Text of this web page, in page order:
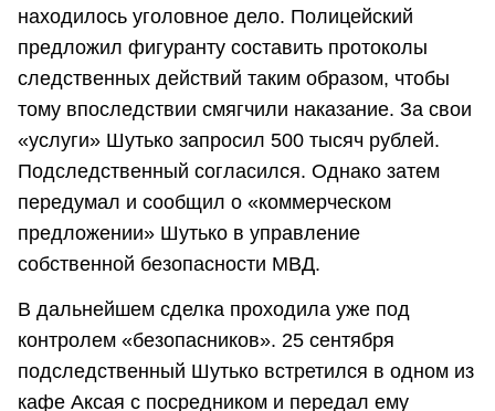
находилось уголовное дело. Полицейский
предложил фигуранту составить протоколы
следственных действий таким образом, чтобы
тому впоследствии смягчили наказание. За свои
«услуги» Шутько запросил 500 тысяч рублей.
Подследственный согласился. Однако затем
передумал и сообщил о «коммерческом
предложении» Шутько в управление
собственной безопасности МВД.
В дальнейшем сделка проходила уже под
контролем «безопасников». 25 сентября
подследственный Шутько встретился в одном из
кафе Аксая с посредником и передал ему